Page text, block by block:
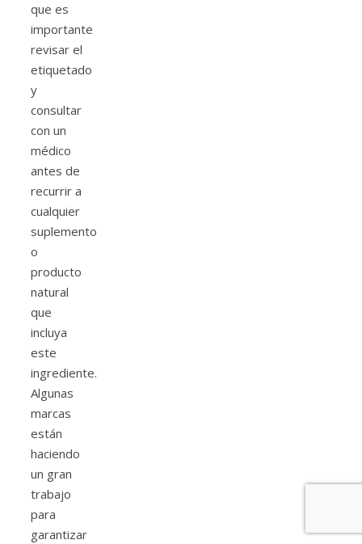
que es
importante
revisar el
etiquetado
y
consultar
con un
médico
antes de
recurrir a
cualquier
suplemento
o
producto
natural
que
incluya
este
ingrediente.
Algunas
marcas
están
haciendo
un gran
trabajo
para
garantizar